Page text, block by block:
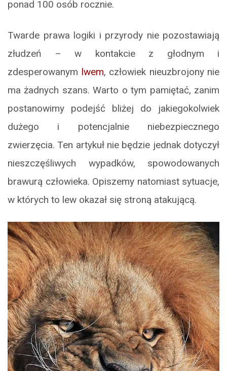
ponad 100 osób rocznie.
Twarde prawa logiki i przyrody nie pozostawiają
złudzeń – w kontakcie z głodnym i
zdesperowanym lwem, człowiek nieuzbrojony nie
ma żadnych szans. Warto o tym pamiętać, zanim
postanowimy podejść bliżej do jakiegokolwiek
dużego i potencjalnie niebezpiecznego
zwierzęcia. Ten artykuł nie będzie jednak dotyczył
nieszczęśliwych wypadków, spowodowanych
brawurą człowieka. Opiszemy natomiast sytuacje,
w których to lew okazał się stroną atakującą.